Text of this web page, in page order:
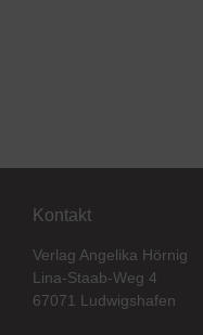
Kontakt
Verlag Angelika Hörnig
Lina-Staab-Weg 4
67071 Ludwigshafen